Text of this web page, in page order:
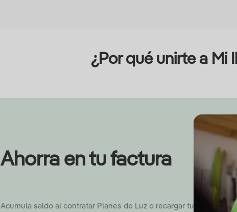
¿Por qué unirte a Mi
Ahorra en tu factura
Acumula saldo al contratar Planes de Luz o recargar tu